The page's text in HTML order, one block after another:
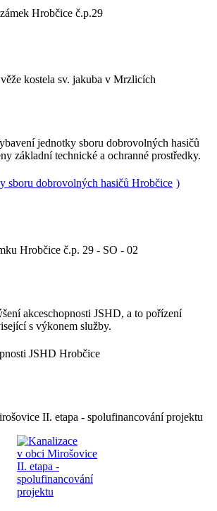
jednotky sboru dobrovolných hasičů
základní technické a ochranné prostředky.
)
akceschopnosti JSHD, a to pořízení
s výkonem služby.
II. etapa - spolufinancování projektu